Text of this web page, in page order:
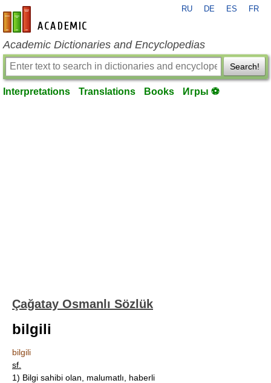
en-academic.com
RU DE ES FR
Academic Dictionaries and Encyclopedias
Search!
Interpretations Translations Books Игры ⚽
Çağatay Osmanlı Sözlük
bilgili
bilgili
sf.
1) Bilgi sahibi olan, malumatlı, haberli